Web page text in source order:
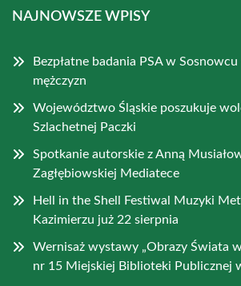
NAJNOWSZE WPISY
Bezpłatne badania PSA w
mężczyzn
Województwo Śląskie poszukuje
Szlachetnej Paczki
Spotkanie autorskie z Anną
Zagłębiowskiej Mediatece
Hell in the Shell Festiwal Muzyki
Kazimierzu już 22 sierpnia
Wernisaż wystawy „Obrazy Świata
nr 15 Miejskiej Biblioteki Publicznej